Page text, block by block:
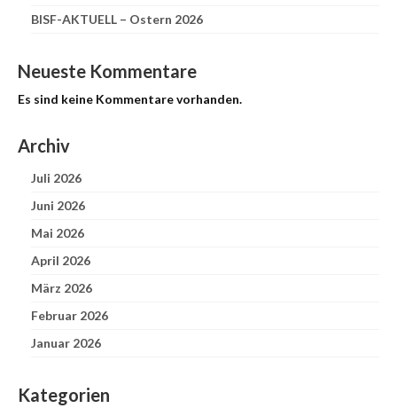
BISF-AKTUELL – Ostern 2026
Neueste Kommentare
Es sind keine Kommentare vorhanden.
Archiv
Juli 2026
Juni 2026
Mai 2026
April 2026
März 2026
Februar 2026
Januar 2026
Kategorien